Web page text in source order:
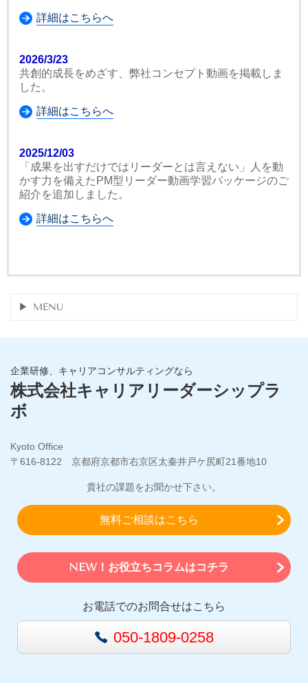
詳細はこちらへ
2026/3/23
共創的成長をめざす、弊社コンセプト動画を掲載しま
した。
詳細はこちらへ
2025/12/03
「成果を出すだけではリーダーとは言えない」人を動
かす力を備えたPM型リーダー動画学習パッケージのご
紹介を追加しました。
詳細はこちらへ
MENU
企業研修、キャリアコンサルティングなら
株式会社キャリアリーダーシップラ
ボ
Kyoto Office
〒616-8122 京都府京都市右京区太秦井戸ケ尻町21番地10
貴社の課題をお聞かせ下さい。
無料ご相談はこちら
NEW！お役立ちコラムはコチラ
お電話でのお問合せはこちら
050-1809-0258